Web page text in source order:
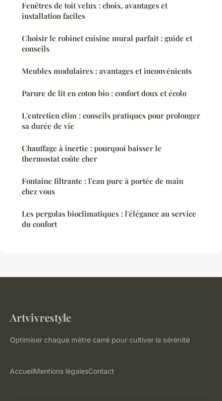
Fenêtres de toit velux : choix, avantages et
installation faciles
Choisir le robinet cuisine mural parfait : guide et
conseils
Meubles modulaires : avantages et inconvénients
Parure de lit en coton bio : confort doux et écolo
L'entretien clim : conseils pratiques pour prolonger
sa durée de vie
Chauffage à inertie : pourquoi baisser le
thermostat coûte cher
Fontaine filtrante : l'eau pure à portée de main
chez vous
Les pergolas bioclimatiques : l'élégance au service
du confort
Artvivrestyle
Optimiser chaque mètre carré pour cultiver la sérénité
AccueilMentions légalesContact